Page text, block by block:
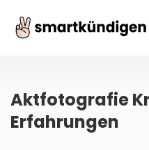
Aktfotografie
Erfahrungen